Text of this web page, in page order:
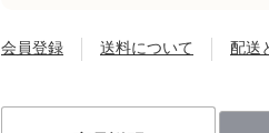
会員登録 送料について 配送